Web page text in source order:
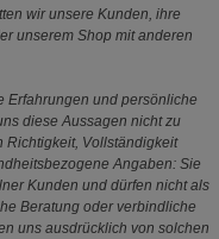
wir unsere Kunden, ihre
unserem Shop mit anderen
Erfahrungen und persönliche
diese Aussagen nicht zu
Richtigkeit, Vollständigkeit
Angaben: Sie
Kunden und dürfen nicht als
Beratung oder verbindliche
uns ausdrücklich von solchen